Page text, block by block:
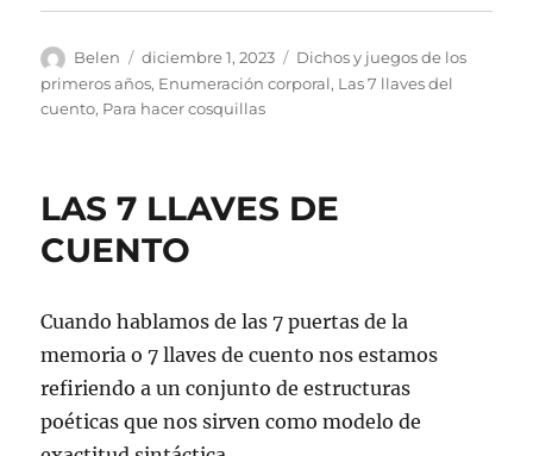
Autor
Belen
Publicado
el
diciembre 1, 2023 Categorías
Dichos y juegos de los
primeros años, Enumeración corporal, Las 7 llaves del
cuento, Para hacer cosquillas
LAS 7 LLAVES DE
CUENTO
Cuando hablamos de las 7 puertas de la
memoria o 7 llaves de cuento nos estamos
refiriendo a un conjunto de estructuras
poéticas que nos sirven como modelo de